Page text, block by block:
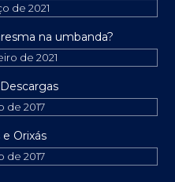
de 2021
na umbanda?
de 2021
de 2017
Orixás
de 2017